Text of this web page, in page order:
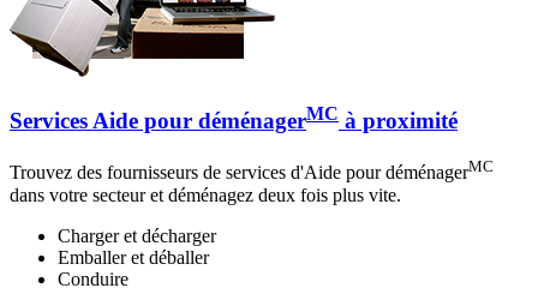
Services Aide pour déménagerMC à proximité
Trouvez des fournisseurs de services d'Aide pour déménagerMC
dans votre secteur et déménagez deux fois plus vite.
Charger et décharger
Emballer et déballer
Conduire